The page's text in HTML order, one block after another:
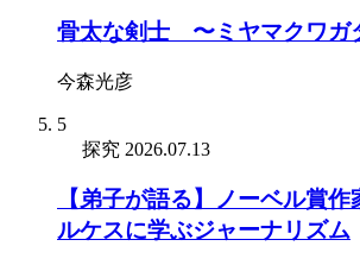
骨太な剣士 〜ミヤマクワガ
今森光彦
5
探究 2026.07.13
【弟子が語る】ノーベル賞
ルケスに学ぶジャーナリズム